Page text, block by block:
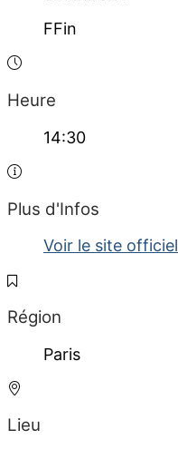
FFin
Heure
14:30
Plus d'Infos
Voir le site officiel
Région
Paris
Lieu